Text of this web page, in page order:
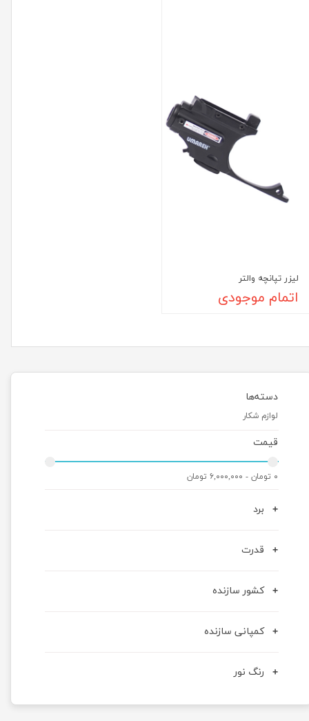
دسته‌ها
لوازم شکار
قیمت
۰ تومان - ۶,۰۰۰,۰۰۰ تومان
برد
قدرت
کشور سازنده
کمپانی سازنده
رنگ نور
لیزر تپانچه والتر
اتمام موجودی